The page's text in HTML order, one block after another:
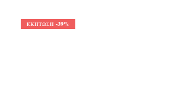
ΈΚΠΤΩΣΗ -39%